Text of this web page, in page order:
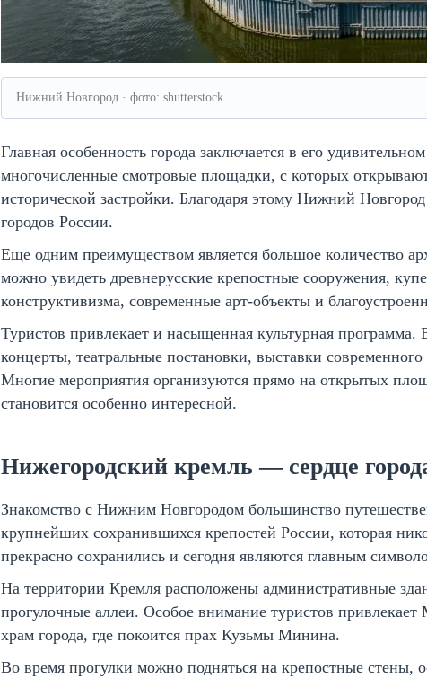
Нижний Новгород · фото: shutterstock
Главная особенность города заключается в его
многочисленные смотровые площадки, с которых
исторической застройки. Благодаря этому Нижний
городов России.
Еще одним преимуществом является большое количество
можно увидеть древнерусские крепостные сооружения,
конструктивизма, современные арт-объекты и
Туристов привлекает и насыщенная культурная программа.
концерты, театральные постановки, выставки
Многие мероприятия организуются прямо на открытых
становится особенно интересной.
Нижегородский кремль — сердце
Знакомство с Нижним Новгородом большинство
крупнейших сохранившихся крепостей России, которая
прекрасно сохранились и сегодня являются главным
На территории Кремля расположены административные
прогулочные аллеи. Особое внимание туристов
храм города, где покоится прах Кузьмы Минина.
Во время прогулки можно подняться на крепостные стены,